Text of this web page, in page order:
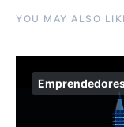
YOU MAY ALSO